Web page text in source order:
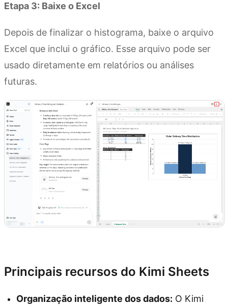
Etapa 3: Baixe o Excel
Depois de finalizar o histograma, baixe o arquivo
Excel que inclui o gráfico. Esse arquivo pode ser
usado diretamente em relatórios ou análises
futuras.
Principais recursos do Kimi Sheets
Organização inteligente dos dados: O Kimi